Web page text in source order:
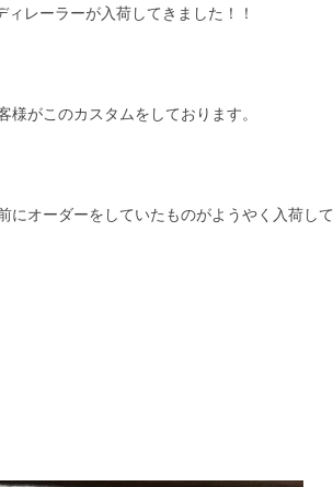
レーラーが入荷してきました！！
がこのカスタムをしております。
にオーダーをしていたものがようやく入荷して